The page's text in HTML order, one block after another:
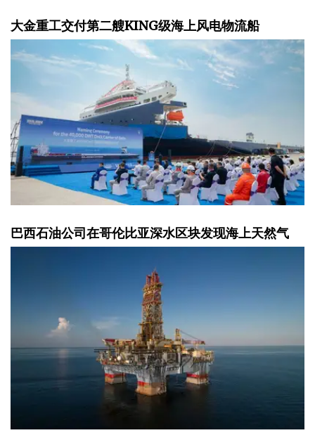
大金重工交付第二艘KING级海上风电物流船
巴西石油公司在哥伦比亚深水区块发现海上天然气